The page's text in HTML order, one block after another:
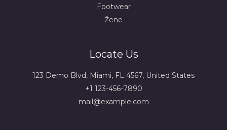
Footwear
Žene
Locate Us
123 Demo Blvd, Miami, FL 4567, United States
+1 123-456-7890
mail@example.com